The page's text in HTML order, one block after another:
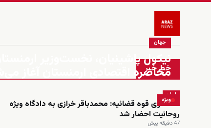
خط خبر
ویژه
جهان
نیکول پاشینیان، نخست‌وزیر
محاصره اقتصادی ارمنستان آغاز
ایران
سخنگوی قوه قضائیه: محمدباقر خرازی به دادگاه ویژه
روحانیت احضار شد
47 دقیقه پیش